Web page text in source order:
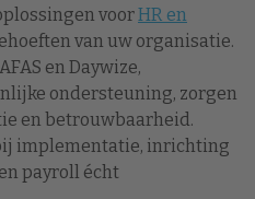
voorHR en
van uw organisatie.
en Daywize,
ondersteuning, zorgen
en betrouwbaarheid.
implementatie, inrichting
payroll écht